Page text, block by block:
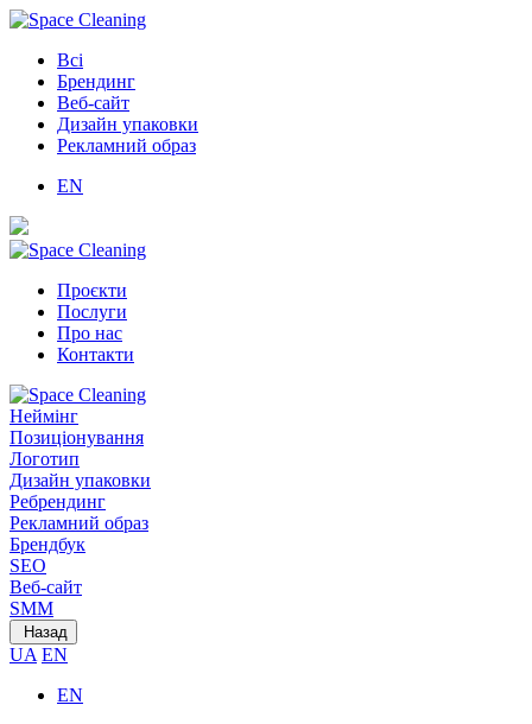
Всі
Брендинг
Веб-сайт
Дизайн упаковки
Рекламний образ
EN
Проєкти
Послуги
Про нас
Контакти
Неймінг
Позиціонування
Логотип
Дизайн упаковки
Ребрендинг
Рекламний образ
Брендбук
SEO
Веб-сайт
SMM
Назад
UA EN
EN